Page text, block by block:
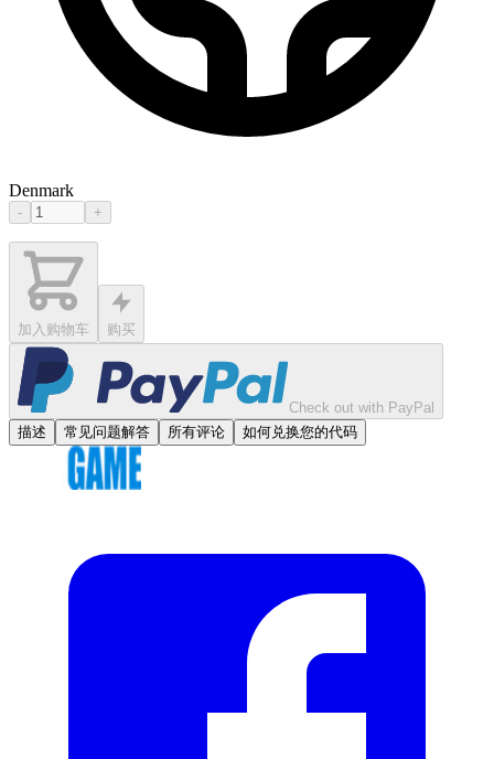
Denmark
- +
加入购物车 购买
Check out with PayPal
描述
常见问题解答 所有评论 如何兑换您的代码